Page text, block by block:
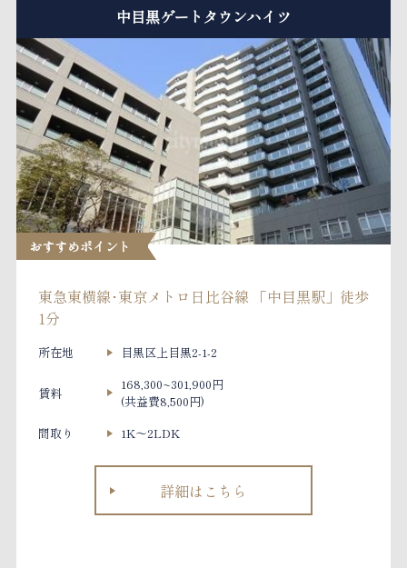
中目黒ゲートタウンハイツ
おすすめポイント
東急東横線･東京メトロ日比谷線 「中目黒駅」徒歩
1分
所在地 目黒区上目黒2-1-2
賃料
168,300~301,900円
(共益費8,500円)
間取り
1K～2LDK
詳細はこちら